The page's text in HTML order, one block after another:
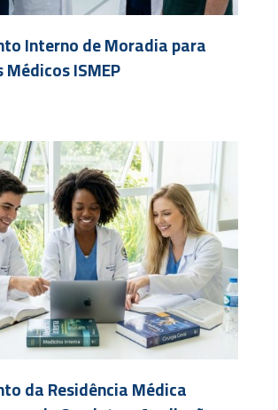
Interno de Moradia para
ISMEP
da Residência Médica